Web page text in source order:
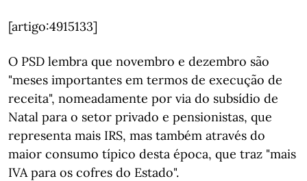
[artigo:4915133]
O PSD lembra que novembro e dezembro são
"meses importantes em termos de execução de
receita", nomeadamente por via do subsídio de
Natal para o setor privado e pensionistas, que
representa mais IRS, mas também através do
maior consumo típico desta época, que traz "mais
IVA para os cofres do Estado".